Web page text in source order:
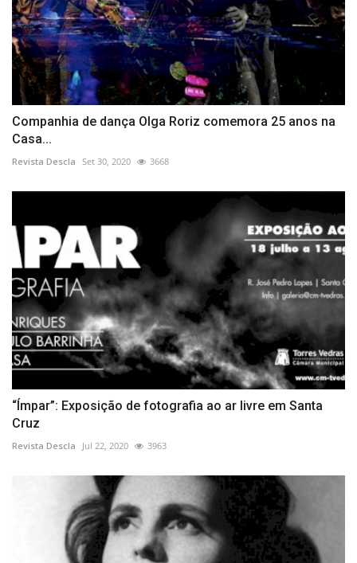
Companhia de dança Olga Roriz comemora 25 anos na
Casa...
Revista Descla Set 30, 2020 3668
“Ímpar”: Exposição de fotografia ao ar livre em Santa
Cruz
Revista Descla Jul 22, 2020 3963